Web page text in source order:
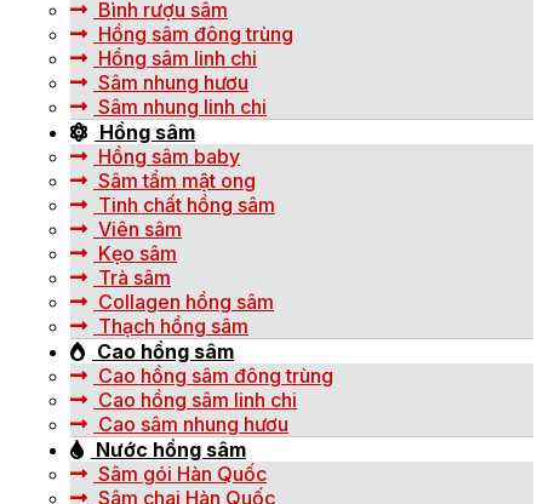
Bình rượu sâm
Hồng sâm đông trùng
Hồng sâm linh chi
Sâm nhung hươu
Sâm nhung linh chi
Hồng sâm
Hồng sâm baby
Sâm tẩm mật ong
Tinh chất hồng sâm
Viên sâm
Kẹo sâm
Trà sâm
Collagen hồng sâm
Thạch hồng sâm
Cao hồng sâm
Cao hồng sâm đông trùng
Cao hồng sâm linh chi
Cao sâm nhung hươu
Nước hồng sâm
Sâm gói Hàn Quốc
Sâm chai Hàn Quốc